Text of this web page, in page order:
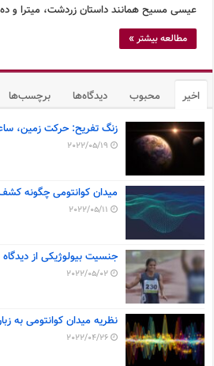
عیسی مسیح همانند داستان زردشت، میترا و
مطالعه بیشتر »
اخیر محبوب دیدگاه‌ها برچسب‌ها
زنگ تفریح: حرکت زمین،
2022/05/19
میدان کوانتومی چگونه
2022/05/11
جنسیت بیولوژیکی از
2022/05/02
نظریه میدان کوانتومی به
2022/04/26